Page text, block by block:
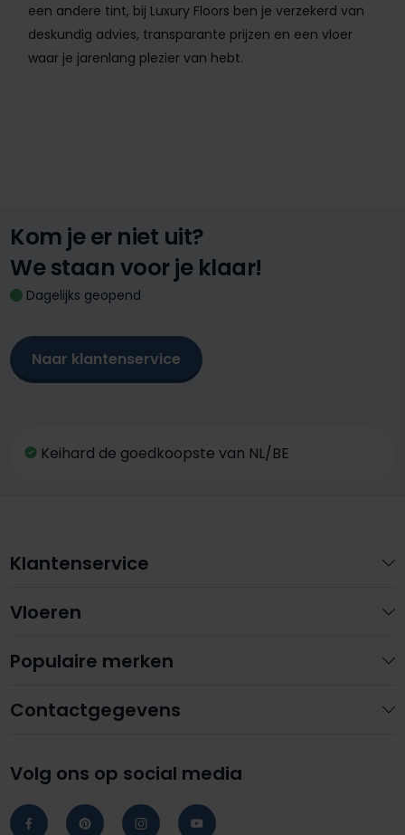
een andere tint, bij Luxury Floors ben je verzekerd van
deskundig advies, transparante prijzen en een vloer
waar je jarenlang plezier van hebt.
Kom je er niet uit?
We staan voor je klaar!
Dagelijks geopend
Naar klantenservice
Keihard de goedkoopste van NL/BE
Contactgegevens
Volg ons op social media
Klantenservice
Vloeren
Populaire merken